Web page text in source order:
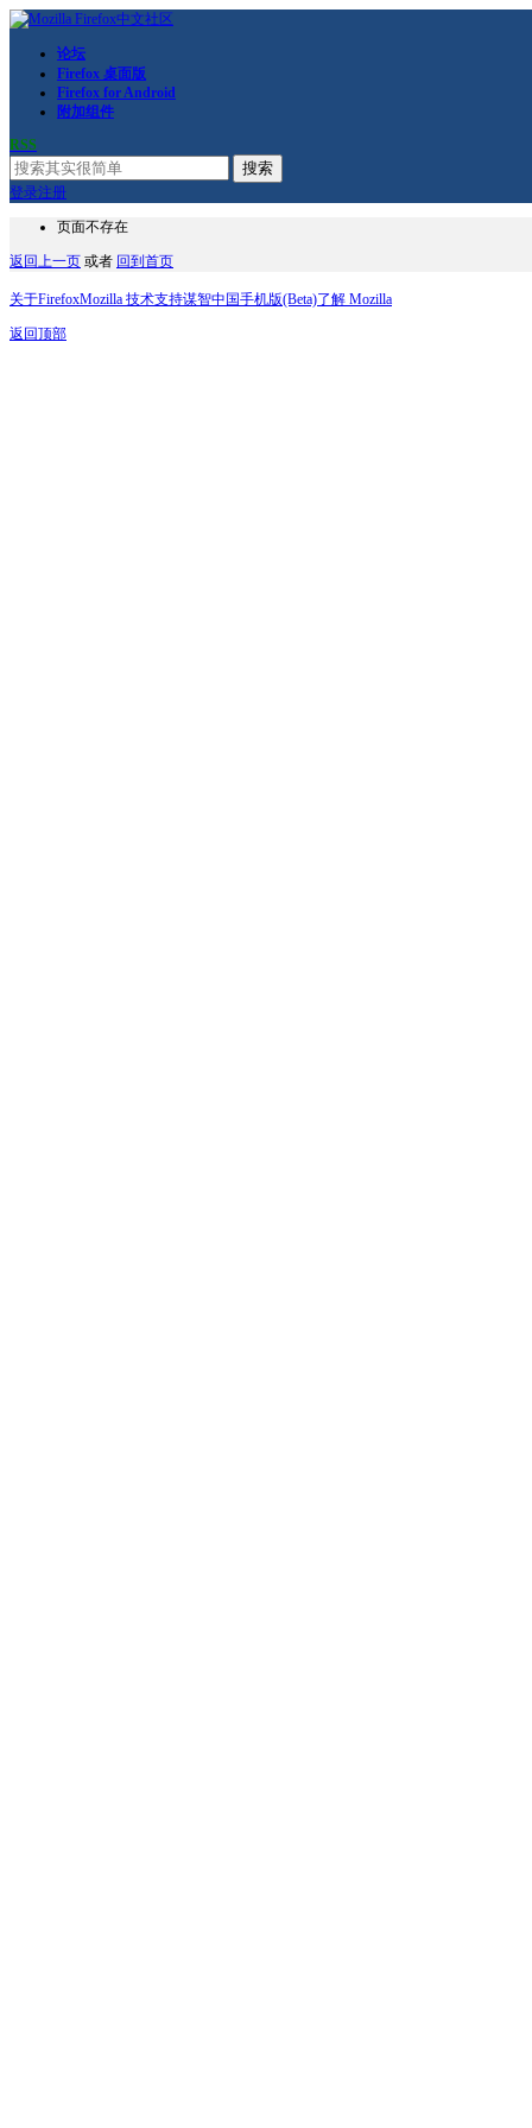
论坛
Firefox 桌面版
Firefox for Android
附加组件
RSS
搜索
登录注册
页面不存在
返回上一页 或者 回到首页
关于FirefoxMozilla 技术支持谋智中国手机版(Beta)了解 Mozilla
返回顶部